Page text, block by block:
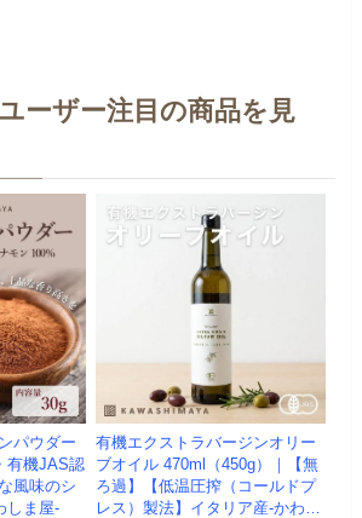
ーザー注目の商品を見
パウダー
有機JAS認
風味のシ
しま屋-
有機エクストラバージンオリー
ブオイル 470ml（450g）｜【無
ろ過】【低温圧搾（コールドプ
レス）製法】イタリア産-かわし